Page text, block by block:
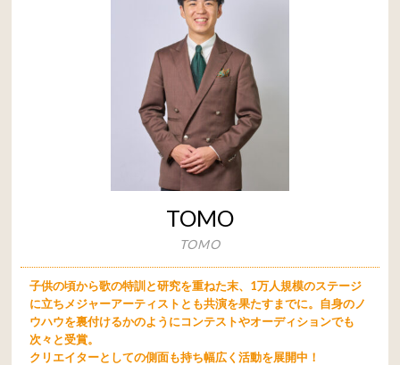
TOMO
TOMO
子供の頃から歌の特訓と研究を重ねた末、1万人規模のステージ
に立ちメジャーアーティストとも共演を果たすまでに。自身のノ
ウハウを裏付けるかのようにコンテストやオーディションでも
次々と受賞。
クリエイターとしての側面も持ち幅広く活動を展開中！